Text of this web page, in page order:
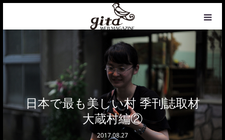
日本で最も美しい村 季刊誌取材
大蔵村編②
2017.08.27
WEB MAGAZINE
COFFEE